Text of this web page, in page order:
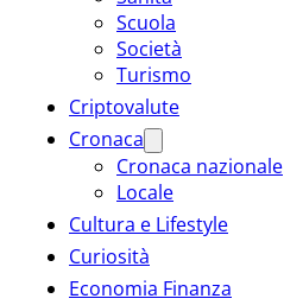
Scuola
Società
Turismo
Criptovalute
Cronaca
Cronaca nazionale
Locale
Cultura e Lifestyle
Curiosità
Economia Finanza